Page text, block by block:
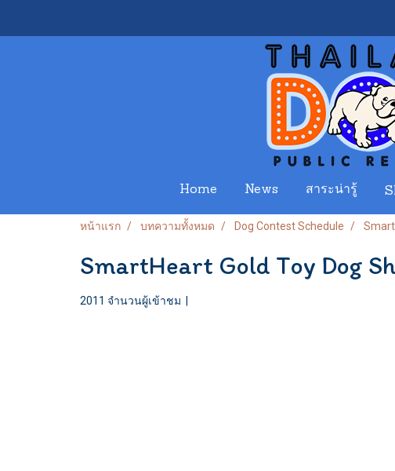
Home News สาระน่ารู้
หน้าแรก บทความทั้งหมด Dog Contest Schedule
SmartHeart Gold Toy Dog
2011 จำนวนผู้เข้าชม |